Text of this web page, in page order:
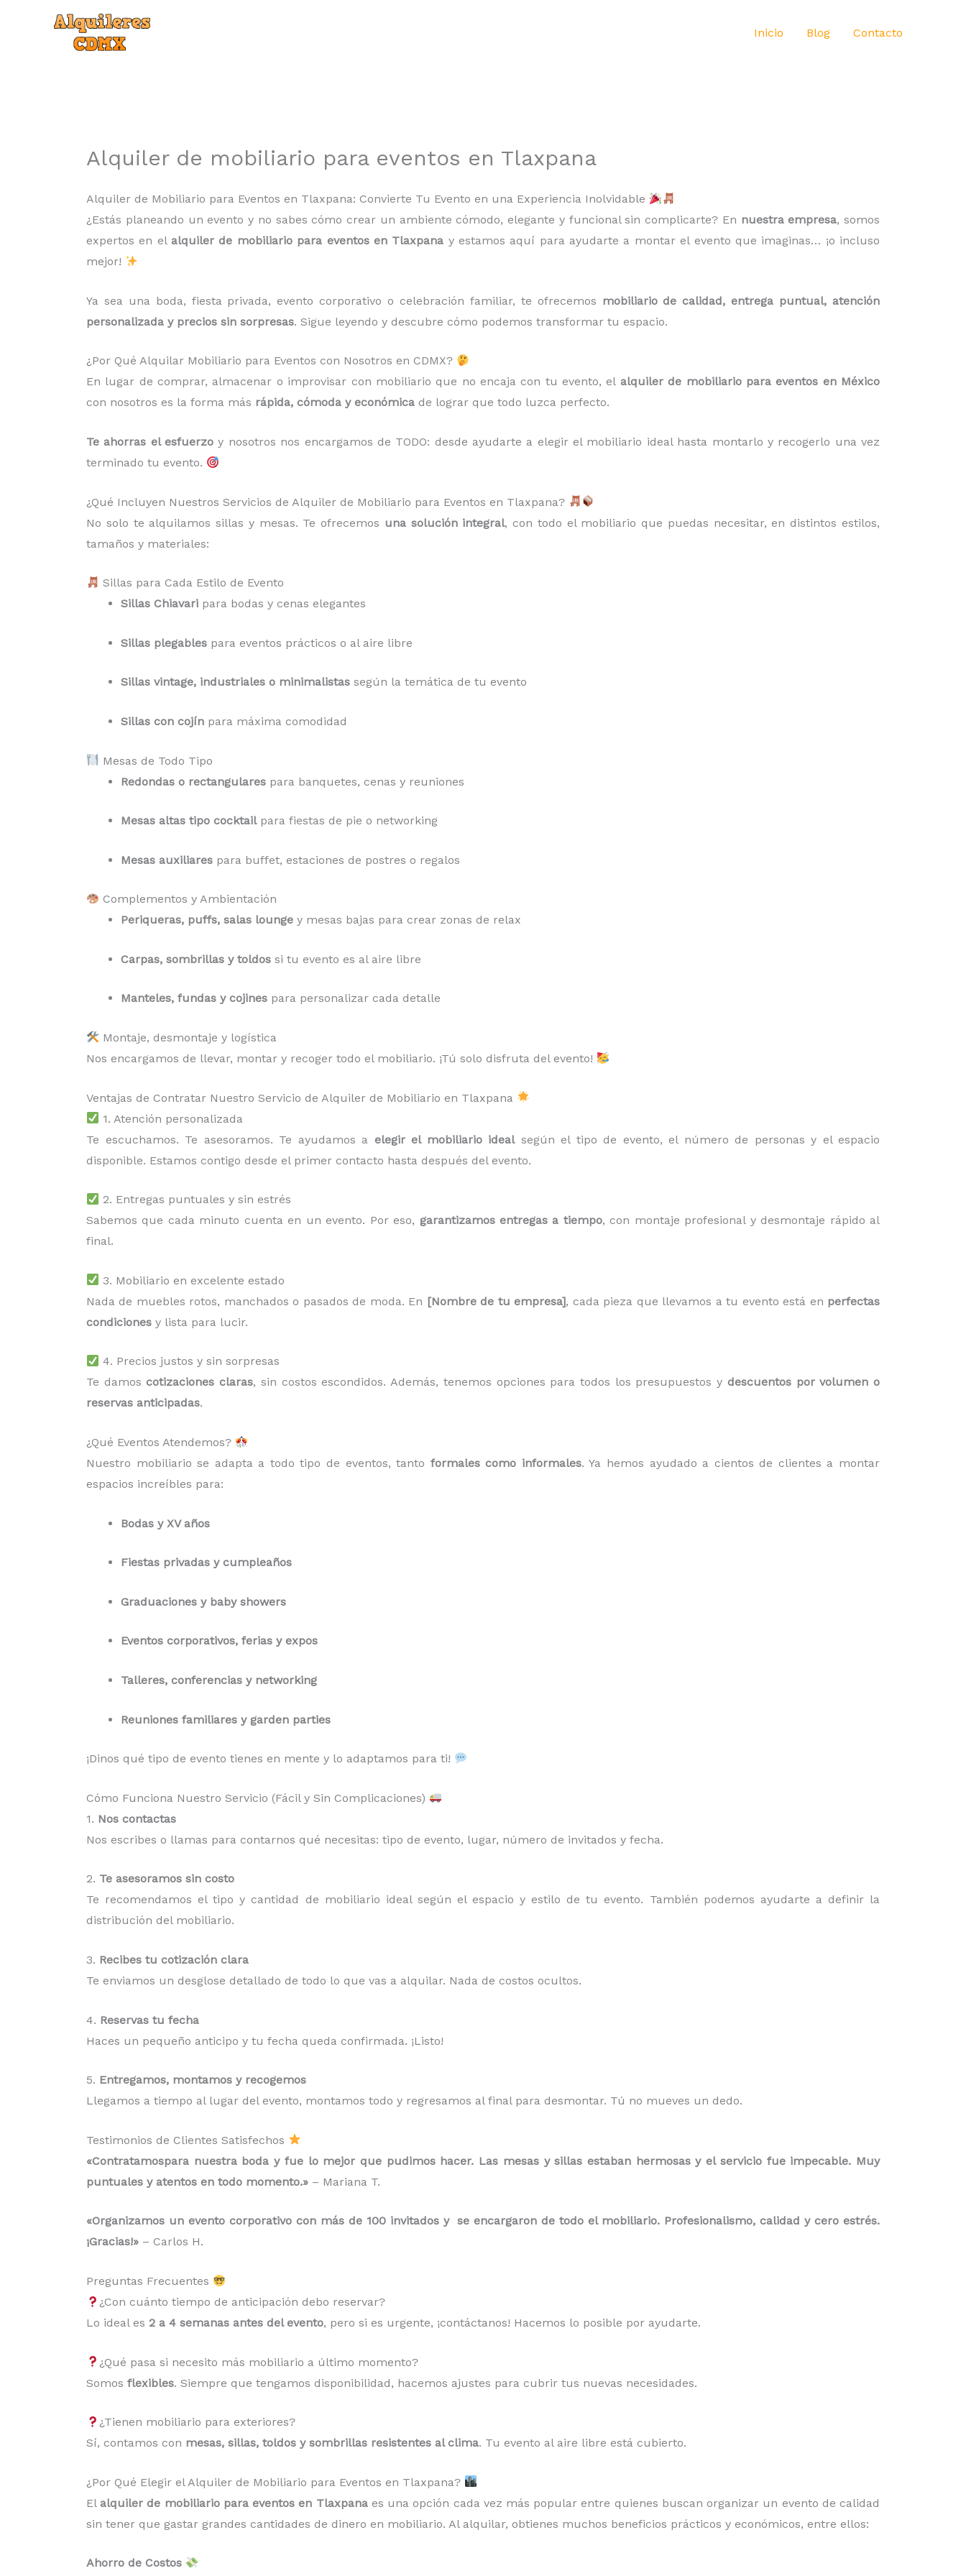
Inicio Blog Contacto
Alquiler de mobiliario para eventos en Tlaxpana
Alquiler de Mobiliario para Eventos en Tlaxpana: Convierte Tu Evento en una Experiencia Inolvidable
¿Estás planeando un evento y no sabes cómo crear un ambiente cómodo, elegante y funcional sin complicarte? En nuestra empresa, somos
expertos en elalquiler de mobiliario para eventos en Tlaxpana y estamos aquí para ayudarte a montar el evento que imaginas… ¡o incluso
mejor!
Ya sea una boda, fiesta privada, evento corporativo o celebración familiar, te ofrecemos mobiliario de calidad, entrega puntual, atención
personalizada y precios sin sorpresas. Sigue leyendo y descubre cómo podemos transformar tu espacio.
¿Por Qué Alquilar Mobiliario para Eventos con Nosotros en CDMX?
En lugar de comprar, almacenar o improvisar con mobiliario que no encaja con tu evento, el alquiler de mobiliario para eventos en México
con nosotros es la forma más rápida, cómoda y económica de lograr que todo luzca perfecto.
Te ahorras el esfuerzo y nosotros nos encargamos de TODO: desde ayudarte a elegir el mobiliario ideal hasta montarlo y recogerlo una vez
terminado tu evento.
¿Qué Incluyen Nuestros Servicios de Alquiler de Mobiliario para Eventos en Tlaxpana?
No solo te alquilamos sillas y mesas. Te ofrecemos una solución integral, con todo el mobiliario que puedas necesitar, en distintos estilos,
tamaños y materiales:
Sillas para Cada Estilo de Evento
Sillas Chiavari para bodas y cenas elegantes
Sillas plegables para eventos prácticos o al aire libre
Sillas vintage, industriales o minimalistas según la temática de tu evento
Sillas con cojín para máxima comodidad
Mesas de Todo Tipo
Redondas o rectangulares para banquetes, cenas y reuniones
Mesas altas tipo cocktailpara fiestas de pie o networking
Mesas auxiliares para buffet, estaciones de postres o regalos
Complementos y Ambientación
Periqueras, puffs, salas lounge y mesas bajas para crear zonas de relax
Carpas, sombrillas y toldos si tu evento es al aire libre
Manteles, fundas y cojines para personalizar cada detalle
Montaje, desmontaje y logística
Nos encargamos de llevar, montar y recoger todo el mobiliario. ¡Tú solo disfruta del evento!
Ventajas de Contratar Nuestro Servicio de Alquiler de Mobiliario en Tlaxpana
1. Atención personalizada
Te escuchamos. Te asesoramos. Te ayudamos a elegir el mobiliario idealsegún el tipo de evento, el número de personas y el espacio
disponible. Estamos contigo desde el primer contacto hasta después del evento.
2. Entregas puntuales y sin estrés
Sabemos que cada minuto cuenta en un evento. Por eso, garantizamos entregas a tiempo, con montaje profesional y desmontaje rápido al
final.
3. Mobiliario en excelente estado
Nada de muebles rotos, manchados o pasados de moda. En [Nombre de tu empresa], cada pieza que llevamos a tu evento está en perfectas
condiciones y lista para lucir.
4. Precios justos y sin sorpresas
Te damoscotizaciones claras, sin costos escondidos. Además, tenemos opciones para todos los presupuestos y descuentos por volumen o
reservas anticipadas.
¿Qué Eventos Atendemos?
Nuestro mobiliario se adapta a todo tipo de eventos, tanto formales como informales. Ya hemos ayudado a cientos de clientes a montar
espacios increíbles para:
Bodas y XV años
Fiestas privadas y cumpleaños
Graduaciones y baby showers
Eventos corporativos, ferias y expos
Talleres, conferencias y networking
Reuniones familiares y garden parties
¡Dinos qué tipo de evento tienes en mente y lo adaptamos para ti!
Cómo Funciona Nuestro Servicio (Fácil y Sin Complicaciones)
1. Nos contactas
Nos escribes o llamas para contarnos qué necesitas: tipo de evento, lugar, número de invitados y fecha.
2. Te asesoramos sin costo
Te recomendamos el tipo y cantidad de mobiliario ideal según el espacio y estilo de tu evento. También podemos ayudarte a definir la
distribución del mobiliario.
3. Recibes tu cotización clara
Te enviamos un desglose detallado de todo lo que vas a alquilar. Nada de costos ocultos.
4. Reservas tu fecha
Haces un pequeño anticipo y tu fecha queda confirmada. ¡Listo!
5. Entregamos, montamos y recogemos
Llegamos a tiempo al lugar del evento, montamos todo y regresamos al final para desmontar. Tú no mueves un dedo.
Testimonios de Clientes Satisfechos
«Contratamospara nuestra boda y fue lo mejor que pudimos hacer. Las mesas y sillas estaban hermosas y el servicio fue impecable. Muy
puntuales y atentos en todo momento.» – Mariana T.
«Organizamos un evento corporativo con más de 100 invitados y se encargaron de todo el mobiliario. Profesionalismo, calidad y cero estrés.
¡Gracias!» – Carlos H.
Preguntas Frecuentes
¿Con cuánto tiempo de anticipación debo reservar?
Lo ideal es 2 a 4 semanas antes del evento, pero si es urgente, ¡contáctanos! Hacemos lo posible por ayudarte.
¿Qué pasa si necesito más mobiliario a último momento?
Somos flexibles. Siempre que tengamos disponibilidad, hacemos ajustes para cubrir tus nuevas necesidades.
¿Tienen mobiliario para exteriores?
Sí, contamos con mesas, sillas, toldos y sombrillas resistentes al clima. Tu evento al aire libre está cubierto.
¿Por Qué Elegir el Alquiler de Mobiliario para Eventos en Tlaxpana?
Elalquiler de mobiliario para eventos en Tlaxpanaes una opción cada vez más popular entre quienes buscan organizar un evento de calidad
sin tener que gastar grandes cantidades de dinero en mobiliario. Al alquilar, obtienes muchos beneficios prácticos y económicos, entre ellos:
Ahorro de Costos